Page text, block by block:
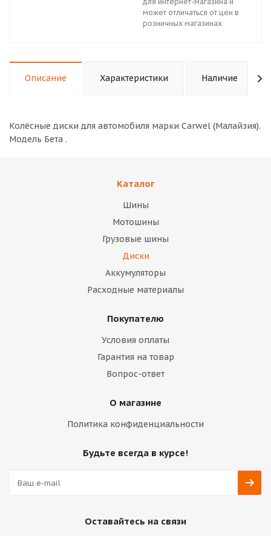
может отличаться от цен в
розничных магазинах
Описание Характеристики Наличие
Колёсные диски для автомобиля марки Carwel (Малайзия).
Модель Бета .
Каталог
Шины
Мотошины
Грузовые шины
Диски
Аккумуляторы
Расходные материалы
Покупателю
Условия оплаты
Гарантия на товар
Вопрос-ответ
О магазине
Политика конфиденциальности
Будьте всегда в курсе!
Оставайтесь на связи